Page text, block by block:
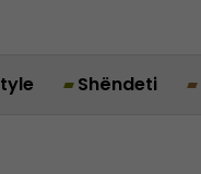
Shëndeti